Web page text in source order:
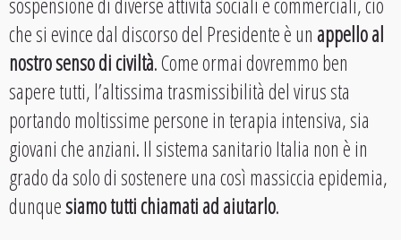
che si evince dal discorso del Presidente è unappello al
nostro senso di civiltà. Come ormai dovremmo ben
sapere tutti, l’altissima trasmissibilità del virus sta
portando moltissime persone in terapia intensiva, sia
giovani che anziani. Il sistema sanitario Italia non è in
grado da solo di sostenere una così massiccia epidemia,
dunquesiamo tutti chiamati ad aiutarlo.